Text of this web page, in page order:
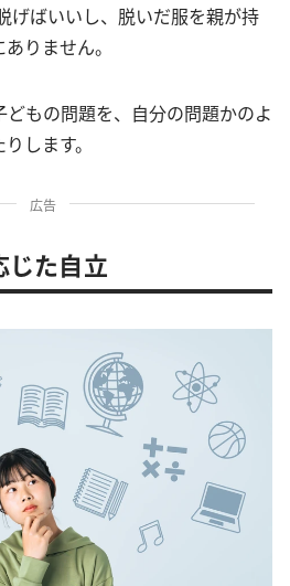
げばいいし、脱いだ服を親が持
りません。
もの問題を、自分の問題かのよ
します。
広告
じた自立